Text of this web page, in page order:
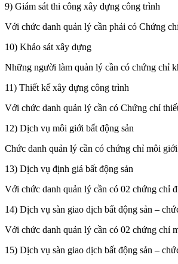
9) Giám sát thi công xây dựng công trình
Với chức danh quản lý cần phải có Chứng
10) Khảo sát xây dựng
Những người làm quản lý cần có chứng chỉ
11) Thiết kế xây dựng công trình
Với chức danh quản lý cần có Chứng chỉ
12) Dịch vụ môi giới bất động sản
Chức danh quản lý cần có chứng chỉ môi giới
13) Dịch vụ định giá bất động sản
Với chức danh quản lý cần có 02 chứng chỉ
14) Dịch vụ sàn giao dịch bất động sản –
Với chức danh quản lý cần có 02 chứng chỉ
15) Dịch vụ sàn giao dịch bất động sản –